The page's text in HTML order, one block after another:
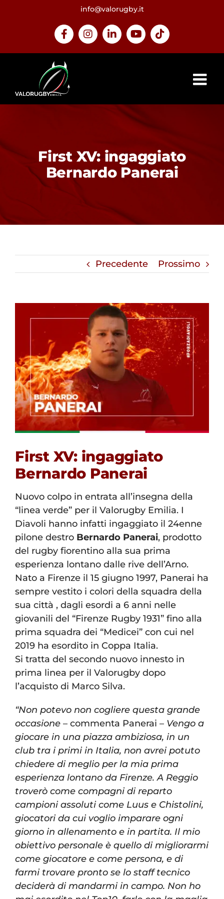
info@valorugby.it
FacebookInstagramLinkedInYouTubeTiktok
First XV: ingaggiato
Bernardo Panerai
Precedente Prossimo
First XV: ingaggiato
Bernardo Panerai
Nuovo colpo in entrata all’insegna della
“linea verde” per il Valorugby Emilia. I
Diavoli hanno infatti ingaggiato il 24enne
pilone destro Bernardo Panerai, prodotto
del rugby fiorentino alla sua prima
esperienza lontano dalle rive dell’Arno.
Nato a Firenze il 15 giugno 1997, Panerai ha
sempre vestito i colori della squadra della
sua città , dagli esordi a 6 anni nelle
giovanili del “Firenze Rugby 1931” fino alla
prima squadra dei “Medicei” con cui nel
2019 ha esordito in Coppa Italia.
Si tratta del secondo nuovo innesto in
prima linea per il Valorugby dopo
l’acquisto di Marco Silva.
“Non potevo non cogliere questa grande
occasione – commenta Panerai – Vengo a
giocare in una piazza ambiziosa, in un
club tra i primi in Italia, non avrei potuto
chiedere di meglio per la mia prima
esperienza lontano da Firenze. A Reggio
troverò come compagni di reparto
campioni assoluti come Luus e Chistolini,
giocatori da cui voglio imparare ogni
giorno in allenamento e in partita. Il mio
obiettivo personale è quello di migliorarmi
come giocatore e come persona, e di
farmi trovare pronto se lo staff tecnico
deciderà di mandarmi in campo. Non ho